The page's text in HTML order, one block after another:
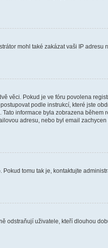
mohl také zakázat vaši IP
věci. Pokud je ve fóru povolena
podle instrukcí, které jste
informace byla zobrazena během
adresu, nebo byl email
tomu tak je, kontaktujte
odstraňují uživatele, kteří dlouhou